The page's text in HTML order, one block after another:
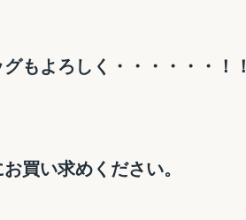
もよろしく・・・・・・！！
買い求めください。